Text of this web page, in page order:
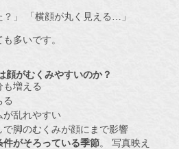
？」 「横顔が丸く見える…」
多いです。
顔がむくみやすいのか？
増える
る
が乱れやすい
脚のむくみが顔にまで影響
がそろっている季節。 写真映え